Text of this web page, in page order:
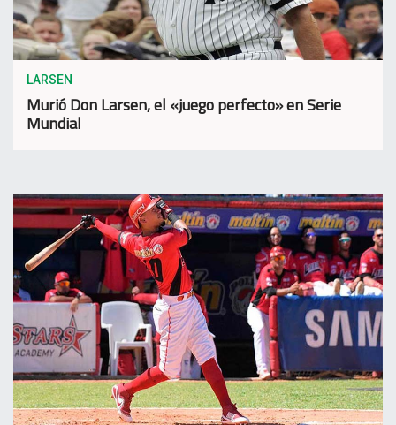
LARSEN
Murió Don Larsen, el «juego perfecto» en Serie
Mundial